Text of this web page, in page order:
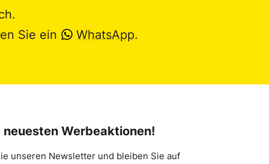
Sie ein
WhatsApp.
neuesten Werbeaktionen!
unseren Newsletter und bleiben Sie auf